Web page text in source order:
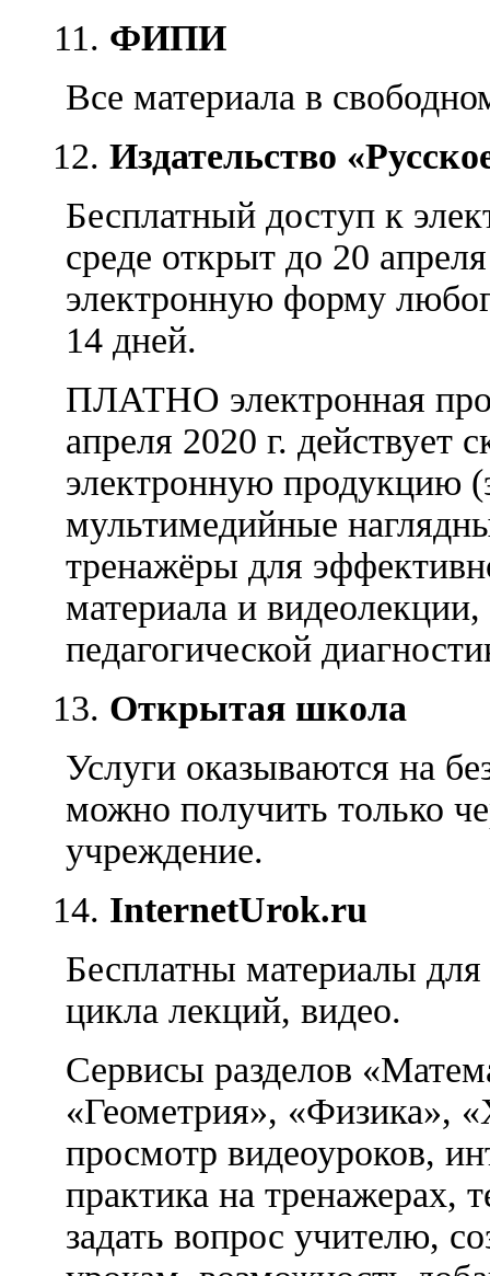
ФИПИ
Все материала в
Издательство
Бесплатный доступ к
среде открыт до 20
электронную форму
14 дней.
ПЛАТНО электронная
апреля 2020 г. действует
электронную продукцию
мультимедийные
тренажёры для
материала и
педагогической
Открытая школа
Услуги оказываются на
можно получить только
учреждение.
InternetUrok.ru
Бесплатны материалы
цикла лекций, видео.
Сервисы разделов
«Геометрия», «Физика»,
просмотр видеоуроков,
практика на тренажерах,
задать вопрос учителю,